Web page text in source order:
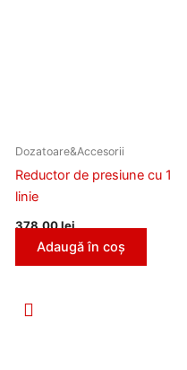
Dozatoare&Accesorii
Reductor de presiune cu 1
linie
378,00lei
Adaugă în coș